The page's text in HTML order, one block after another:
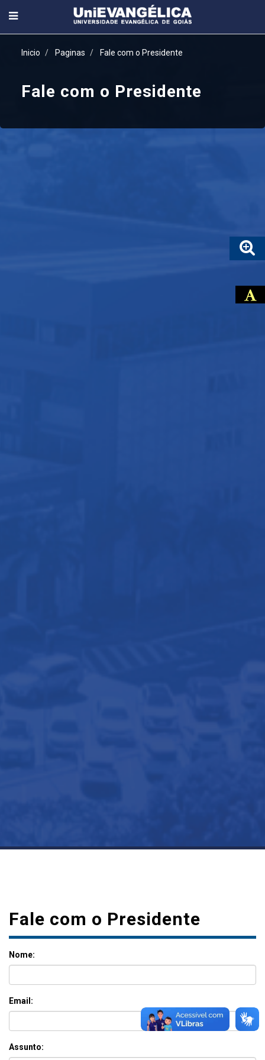
Inicio Paginas Fale com o Presidente
Fale com o Presidente
Fale com o Presidente
Nome:
Email:
Assunto: